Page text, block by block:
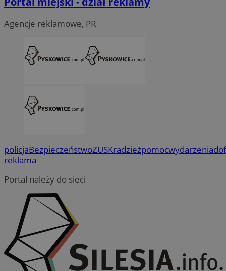
Agencje reklamowe, PR
policjaBezpieczeństwoZUSKradzieżpomocwydarzenia
reklama
Portal należy do sieci